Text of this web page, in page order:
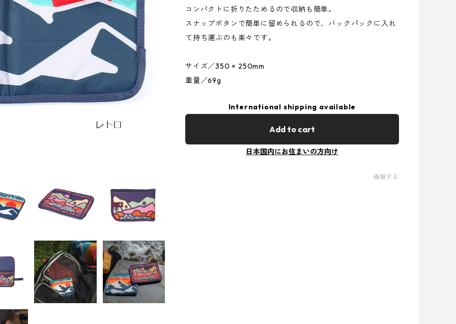
コンパクトに折りたためるので収納も簡単。
スナップボタンで簡単に留められるので、バックパックに入れ
て持ち運ぶのも楽々です。
サイズ／350 × 250mm
重量／69g
International shipping available
Add to cart
日本国内にお住まいの方向け
通報する